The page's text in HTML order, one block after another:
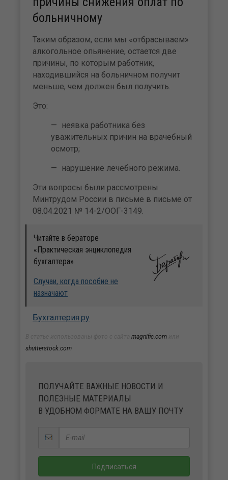
больничному
Таким образом, если мы «отбрасываем»
алкогольное опьянение, остается две
причины, по которым работник,
находившийся на больничном получит
меньше, чем должен был получить.
Это:
неявка работника без
уважительных причин на врачебный
осмотр;
нарушение лечебного режима.
Эти вопросы были рассмотрены
Минтрудом России в письме в письме от
08.04.2021 № 14-2/ООГ-3149.
Читайте в бераторе
«Практическая энциклопедия
бухгалтера»
Случаи, когда пособие не
назначают
Бухгалтерия.ру
magnific.com
shutterstock.com
ПОЛУЧАЙТЕ ВАЖНЫЕ НОВОСТИ И
ПОЛЕЗНЫЕ МАТЕРИАЛЫ
В УДОБНОМ ФОРМАТЕ НА ВАШУ ПОЧТУ